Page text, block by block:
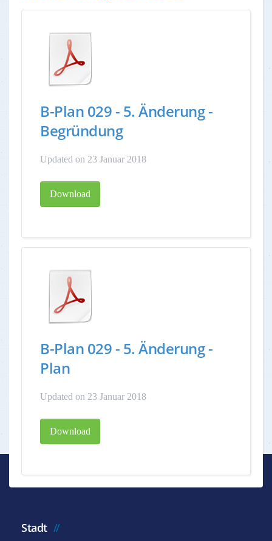
B-Plan 029 - 5. Änderung -
Begründung
Updated on 23 Januar 2018
Download
B-Plan 029 - 5. Änderung -
Plan
Updated on 23 Januar 2018
Download
Stadt